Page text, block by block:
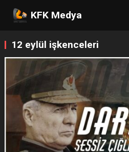
KFK Medya
12 eylül işkenceleri